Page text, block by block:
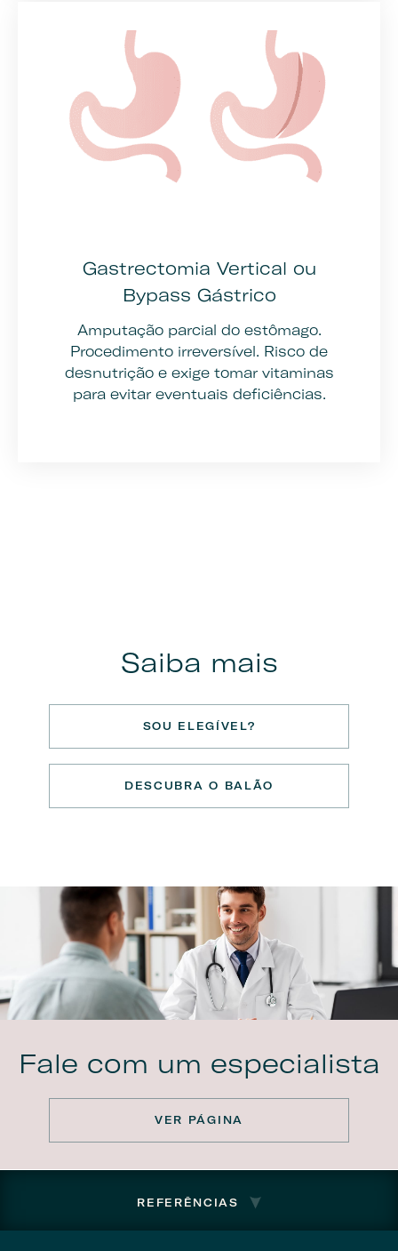
Gastrectomia Vertical ou
Bypass Gástrico
Amputação parcial do estômago.
Procedimento irreversível. Risco de
desnutrição e exige tomar vitaminas
para evitar eventuais deficiências.
Saiba mais
SOU ELEGÍVEL?
DESCUBRA O BALÃO
Fale com um especialista
VER PÁGINA
REFERÊNCIAS